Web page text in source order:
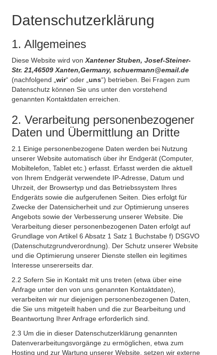
Datenschutzerklärung
1. Allgemeines
Diese Website wird von Xantener Stuben, Josef-Steiner-
Str. 21,46509 Xanten,Germany, schuermann@email.de
(nachfolgend „ wir“ oder „ uns“) betrieben. Bei Fragen zum
Datenschutz können Sie uns unter den vorstehend
genannten Kontaktdaten erreichen.
2. Verarbeitung personenbezogener
Daten und Übermittlung an Dritte
2.1 Einige personenbezogene Daten werden bei Nutzung
unserer Website automatisch über ihr Endgerät (Computer,
Mobiltelefon, Tablet etc.) erfasst. Erfasst werden die aktuell
von Ihrem Endgerät verwendete IP-Adresse, Datum und
Uhrzeit, der Browsertyp und das Betriebssystem Ihres
Endgeräts sowie die aufgerufenen Seiten. Dies erfolgt für
Zwecke der Datensicherheit und zur Optimierung unseres
Angebots sowie der Verbesserung unserer Website. Die
Verarbeitung dieser personenbezogenen Daten erfolgt auf
Grundlage von Artikel 6 Absatz 1 Satz 1 Buchstabe f) DSGVO
(Datenschutzgrundverordnung). Der Schutz unserer Website
und die Optimierung unserer Dienste stellen ein legitimes
Interesse unsererseits dar.
2.2 Sofern Sie in Kontakt mit uns treten (etwa über eine
Anfrage unter den von uns genannten Kontaktdaten),
verarbeiten wir nur diejenigen personenbezogenen Daten,
die Sie uns mitgeteilt haben und die zur Bearbeitung und
Beantwortung Ihrer Anfrage erforderlich sind.
2.3 Um die in dieser Datenschutzerklärung genannten
Datenverarbeitungsvorgänge zu ermöglichen, etwa zum
Hosting und zur Wartung unserer Website, setzen wir externe